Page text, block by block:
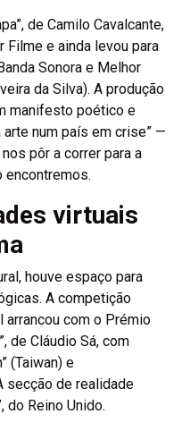
de Camilo Cavalcante,
e ainda levou para
Sonora e Melhor
da Silva). A produção
manifesto poético e
num país em crise” —
pôr a correr para a
encontremos.
virtuais
houve espaço para
A competição
com o Prémio
de Cláudio Sá, com
(Taiwan) e
secção de realidade
do Reino Unido.